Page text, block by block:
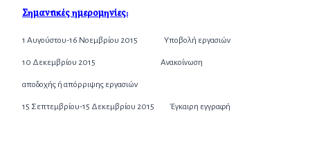
Σημαντικές ημερομηνίες:
1 Αυγούστου-16 Νοεμβρίου 2015 Υποβολή εργασιών
10 Δεκεμβρίου 2015 Ανακοίνωση
αποδοχής ή απόρριψης εργασιών
15 Σεπτεμβρίου-15 Δεκεμβρίου 2015 Έγκαιρη εγγραφή